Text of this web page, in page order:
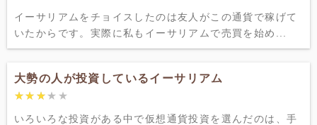
イーサリアムをチョイスしたのは友人がこの通貨で稼げて
いたからです。実際に私もイーサリアムで売買を始め...
大勢の人が投資しているイーサリアム
★★★★★
★★★★★
いろいろな投資がある中で仮想通貨投資を選んだのは、手